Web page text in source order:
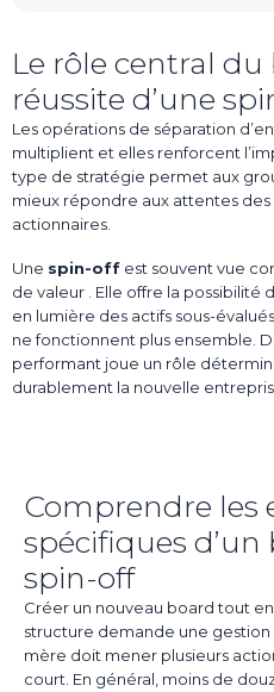
Le rôle central
réussite d’une
Les opérations de séparation
multiplient et elles renforcent
type de stratégie permet aux
mieux répondre aux attentes
actionnaires.
Une spin-off est souvent vue
de valeur . Elle offre la
en lumière des actifs sous-
ne fonctionnent plus ensemble.
performant joue un rôle
durablement la nouvelle
Comprendre les
spécifiques
spin-off
Créer un nouveau board tout
structure demande une gestion
mère doit mener plusieurs
court. En général, moins de